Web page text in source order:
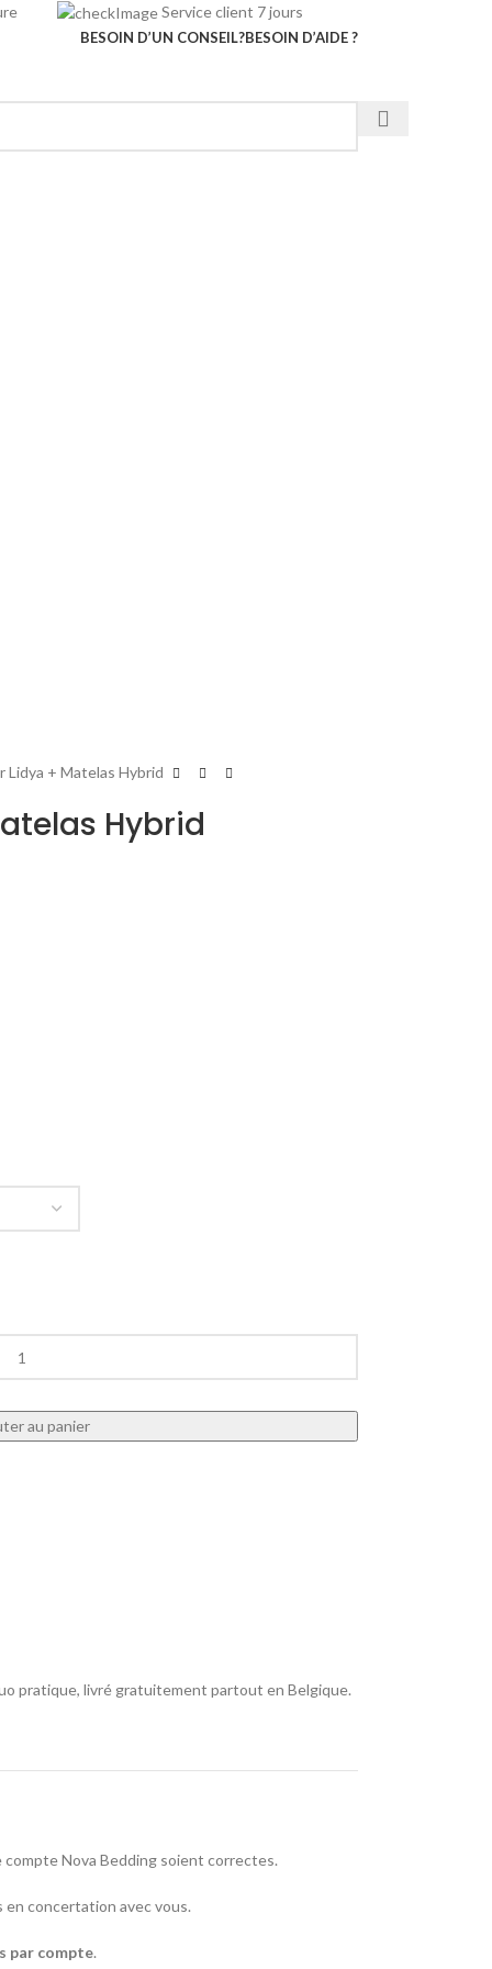
Service client 7 jours
BESOIN D’UN CONSEIL?BESOIN D’AIDE ?
Lidya + Matelas Hybrid
Hybrid
au panier
pratique, livré gratuitement partout en Belgique.
Nova Bedding soient correctes.
en concertation avec vous.
par compte.